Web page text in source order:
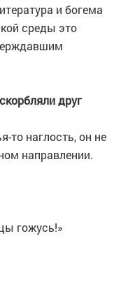
и богема
среды это
друг
то наглость, он не
направлении.
гожусь!»